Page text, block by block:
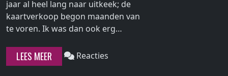
–
24
maart
in
de
Melkweg
–
24
jaar al heel lang naar uitkeek; de
kaartverkoop begon maanden van
te voren. Ik was dan ook erg…
LEES MEER Reacties